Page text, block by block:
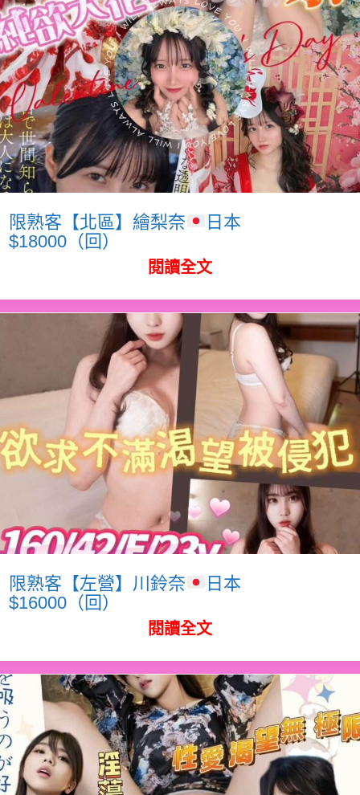
限熟客【北區】繪梨奈
日本
$18000（回）
閱讀全文
限熟客【左營】川鈴奈
日本
$16000（回）
閱讀全文